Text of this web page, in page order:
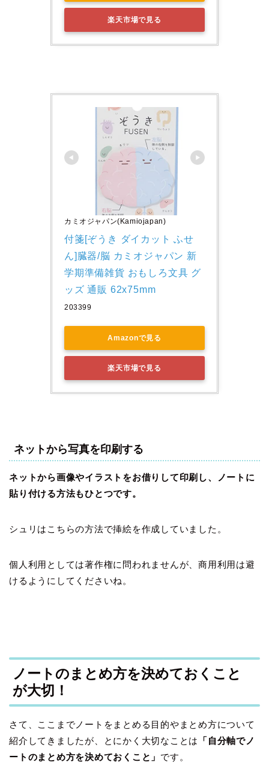
楽天市場で見る
カミオジャパン(Kamiojapan)
付箋[ぞうき ダイカット ふせ
ん]臓器/脳 カミオジャパン 新
学期準備雑貨 おもしろ文具 グ
ッズ 通販 62x75mm
203399
Amazonで見る
楽天市場で見る
ネットから写真を印刷する
ネットから画像やイラストをお借りして印刷し、ノートに
貼り付ける方法もひとつです。
シュリはこちらの方法で挿絵を作成していました。
個人利用としては著作権に問われませんが、商用利用は避
けるようにしてくださいね。
ノートのまとめ方を決めておくこと
が大切！
さて、ここまでノートをまとめる目的やまとめ方について
紹介してきましたが、とにかく大切なことは
「自分軸でノ
ートのまとめ方を決めておくこと」 です。